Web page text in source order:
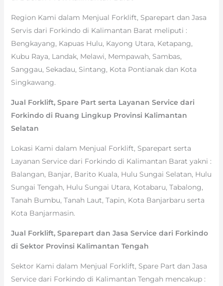
Region Kami dalam Menjual Forklift, Sparepart dan Jasa
Servis dari Forkindo di Kalimantan Barat meliputi :
Bengkayang, Kapuas Hulu, Kayong Utara, Ketapang,
Kubu Raya, Landak, Melawi, Mempawah, Sambas,
Sanggau, Sekadau, Sintang, Kota Pontianak dan Kota
Singkawang.
Jual Forklift, Spare Part serta Layanan Service dari
Forkindo di Ruang Lingkup Provinsi Kalimantan
Selatan
Lokasi Kami dalam Menjual Forklift, Sparepart serta
Layanan Service dari Forkindo di Kalimantan Barat yakni :
Balangan, Banjar, Barito Kuala, Hulu Sungai Selatan, Hulu
Sungai Tengah, Hulu Sungai Utara, Kotabaru, Tabalong,
Tanah Bumbu, Tanah Laut, Tapin, Kota Banjarbaru serta
Kota Banjarmasin.
Jual Forklift, Sparepart dan Jasa Service dari Forkindo
di Sektor Provinsi Kalimantan Tengah
Sektor Kami dalam Menjual Forklift, Spare Part dan Jasa
Service dari Forkindo di Kalimantan Tengah mencakup :